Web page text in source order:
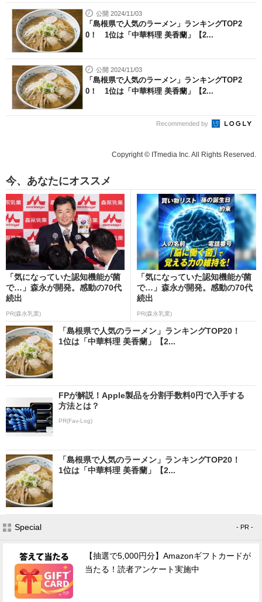
公開 2024/11/03
「島根県で人気のラーメン」ランキングTOP2
0！ 1位は「中華料理 美香蘭」【2...
公開 2024/11/03
「島根県で人気のラーメン」ランキングTOP2
0！ 1位は「中華料理 美香蘭」【2...
Recommended by
Copyright © ITmedia Inc. All Rights Reserved.
今、あなたにオススメ
「気になっていた認知機能が菌
で…」森永が開発。感動の70代
続出
PR(森永乳業)
「気になっていた認知機能が菌
で…」森永が開発。感動の70代
続出
PR(森永乳業)
「島根県で人気のラーメン」ランキングTOP20！
1位は「中華料理 美香蘭」【2...
FPが解説！Apple製品を分割手数料0円で入手する
方法とは？
PR(Fav-Log)
「島根県で人気のラーメン」ランキングTOP20！
1位は「中華料理 美香蘭」【2...
Special - PR -
【抽選で5,000円分】Amazonギフトカードが
当たる！読者アンケート実施中